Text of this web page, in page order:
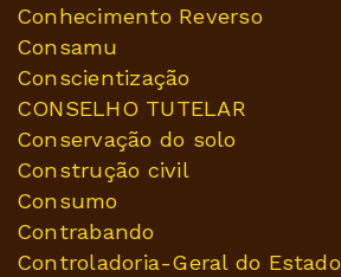
Conhecimento Reverso
Consamu
Conscientização
CONSELHO TUTELAR
Conservação do solo
Construção civil
Consumo
Contrabando
Controladoria-Geral do Estado